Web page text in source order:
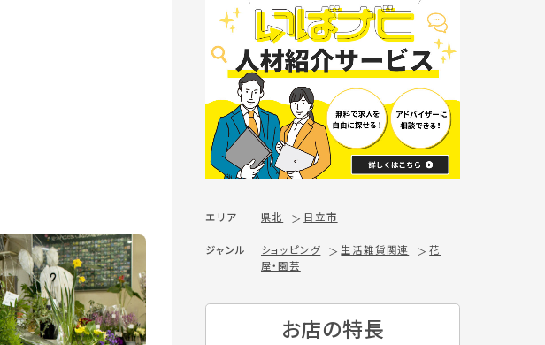
エリア 県北 日立市
ジャンル ショッピング 生活雑貨関連
花
屋・園芸
お店の特長